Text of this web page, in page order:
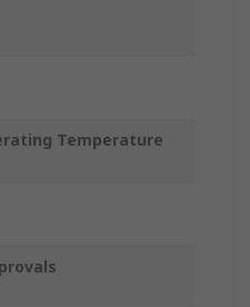
Temperature